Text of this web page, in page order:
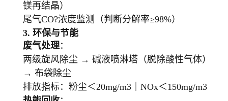
镁再结晶）
尾气CO?浓度监测（判断分解率≥98%）
3. 环保与节能
废气处理：
两级旋风除尘 → 碱液喷淋塔（脱除酸性气体）
→ 布袋除尘
排放指标：粉尘＜20mg/m3｜NOx＜150mg/m3